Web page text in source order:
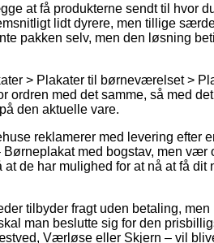
at få produkterne sendt til hvor
lidt dyrere, men tillige
pakken selv, men den løsning
> Plakater til børneværelset >
ordren med det samme, så med
den aktuelle vare.
reklamerer med levering efter
med bogstav, men
de har mulighed for at nå at få
tilbyder fragt uden betaling,
man beslutte sig for den
Værløse eller Skjern – vil